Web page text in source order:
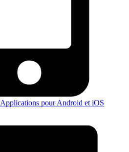
Applications pour Android et iOS